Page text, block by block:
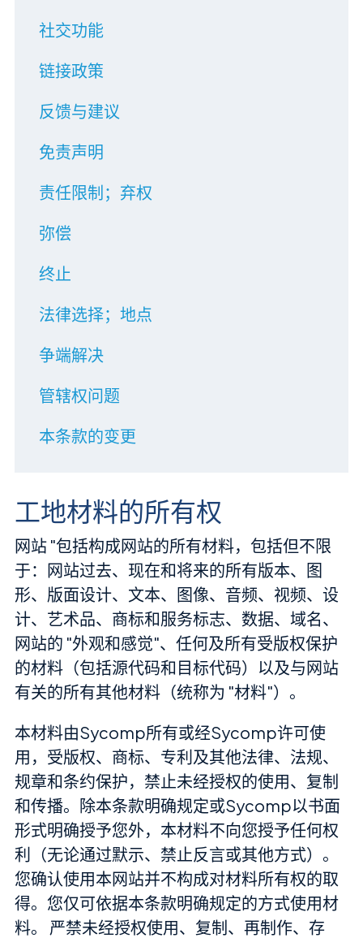
社交功能
链接政策
反馈与建议
免责声明
责任限制；弃权
弥偿
终止
法律选择；地点
争端解决
管辖权问题
本条款的变更
工地材料的所有权
网站 "包括构成网站的所有材料，包括但不限
于：网站过去、现在和将来的所有版本、图
形、版面设计、文本、图像、音频、视频、设
计、艺术品、商标和服务标志、数据、域名、
网站的 "外观和感觉"、任何及所有受版权保护
的材料（包括源代码和目标代码）以及与网站
有关的所有其他材料（统称为 "材料"）。
本材料由Sycomp所有或经Sycomp许可使
用，受版权、商标、专利及其他法律、法规、
规章和条约保护，禁止未经授权的使用、复制
和传播。除本条款明确规定或Sycomp以书面
形式明确授予您外，本材料不向您授予任何权
利（无论通过默示、禁止反言或其他方式）。
您确认使用本网站并不构成对材料所有权的取
得。您仅可依据本条款明确规定的方式使用材
料。 严禁未经授权使用、复制、再制作、存